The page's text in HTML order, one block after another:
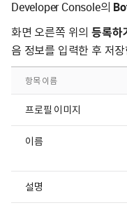
Developer Console의
화면 오른쪽 위의등록하
음 정보를 입력한 후 저
항목 이름
프로필 이미지
이름
설명